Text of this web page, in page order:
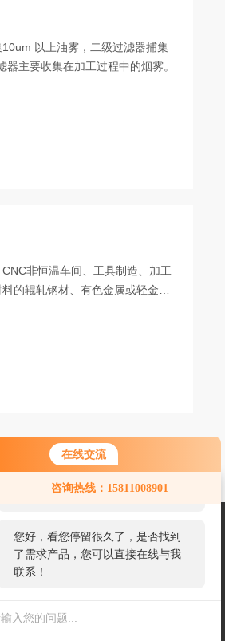
在线交流
咨询热线：15811008901
服务，请问您要咨询什么问题呢？
您好，看您停留很久了，是否找到
了需求产品，您可以直接在线与我
联系！
以上油雾，二级过滤器捕集
主要收集在加工过程中的烟雾。
非恒温车间、工具制造、加工
的辊轧钢材、有色金属或轻金属